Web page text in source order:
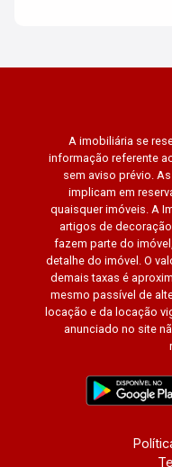
A imobiliária se
informação referente
sem aviso prévio.
implicam em
quaisquer imóveis. A
artigos de
fazem parte do
detalhe do imóvel. O
demais taxas é
mesmo passível de
locação e da locação
anunciado no site